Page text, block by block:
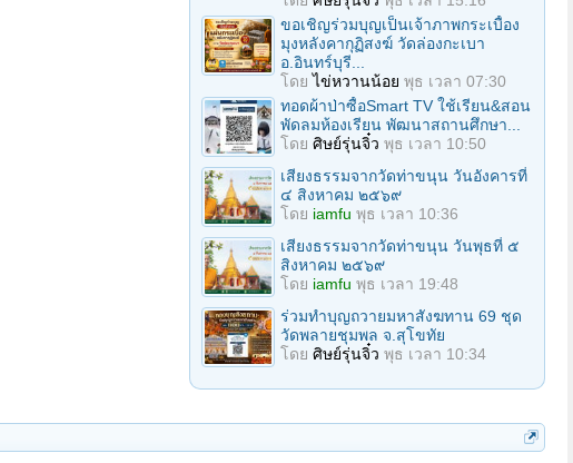
ขอเชิญร่วมบุญเป็นเจ้าภาพกระเบื้อง
มุงหลังคากุฏิสงฆ์ วัดล่องกะเบา
อ.อินทร์บุรี...
โดยไข่หวานน้อย พุธ เวลา 07:30
ทอดผ้าป่าซื้อSmart TV ใช้เรียน&สอน
พัดลมห้องเรียน พัฒนาสถานศึกษา...
โดย ศิษย์รุ่นจิ๋ว พุธ เวลา 10:50
เสียงธรรมจากวัดท่าขนุน วันอังคารที่
๔ สิงหาคม ๒๕๖๙
โดย iamfu พุธ เวลา 10:36
เสียงธรรมจากวัดท่าขนุน วันพุธที่ ๕
สิงหาคม ๒๕๖๙
โดย iamfu พุธ เวลา 19:48
ร่วมทําบุญถวายมหาสังฆทาน 69 ชุด
วัดพลายชุมพล จ.สุโขทัย
โดย ศิษย์รุ่นจิ๋ว พุธ เวลา 10:34